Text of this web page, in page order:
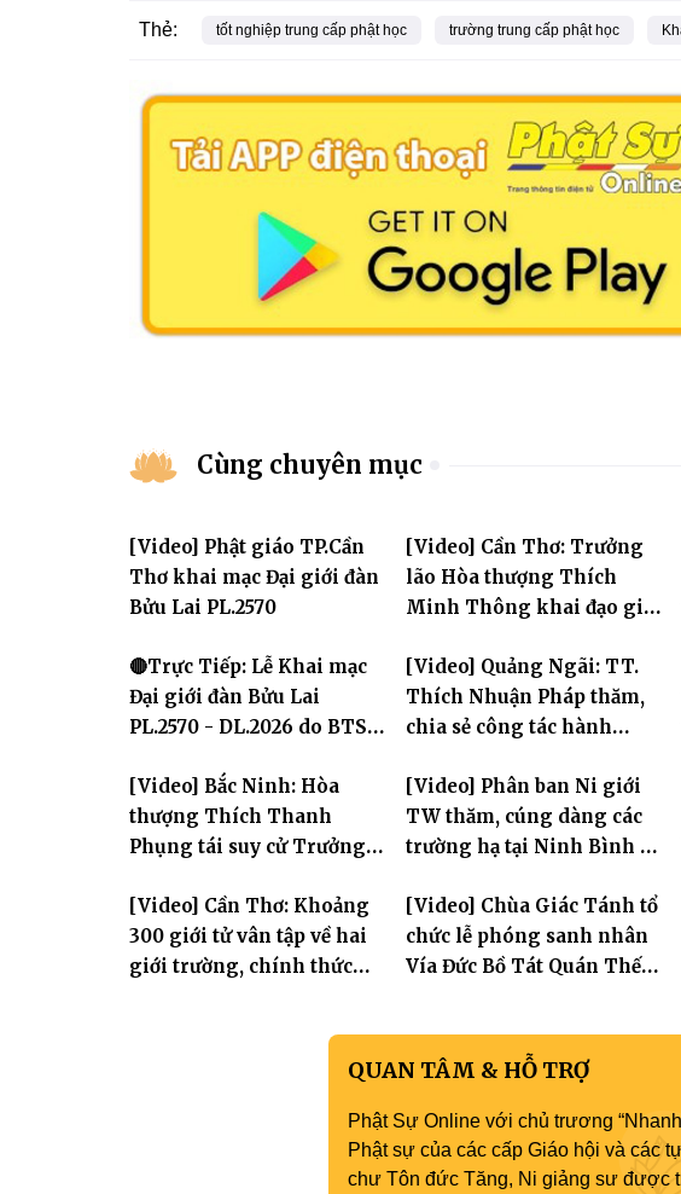
Thẻ: tốt nghiệp trung cấp phật học trường trung cấp phật học
Cùng chuyên mục
[Video] Phật giáo TP.Cần
Thơ khai mạc Đại giới đàn
Bửu Lai PL.2570
[Video] Cần Thơ: Trưởng
lão Hòa thượng Thích
Minh Thông khai đạo giới
🔴Trực Tiếp: Lễ Khai mạc
Đại giới đàn Bửu Lai
PL.2570 - DL.2026 do BTS
chức
[Video] Quảng Ngãi: TT.
Thích Nhuận Pháp thăm,
chia sẻ công tác hành
chư hành giả Ni
[Video] Bắc Ninh: Hòa
thượng Thích Thanh
Phụng tái suy cử Trưởng
[Video] Phân ban Ni giới
TW thăm, cúng dàng các
trường hạ tại Ninh Bình và
thần hộ trì Tam bảo
[Video] Cần Thơ: Khoảng
300 giới tử vân tập về hai
giới trường, chính thức
[Video] Chùa Giác Tánh tổ
chức lễ phóng sanh nhân
Vía Đức Bồ Tát Quán Thế
QUAN TÂM & HỖ TRỢ
Phật Sự Online với chủ trương
Phật sự của các cấp Giáo hội và các
chư Tôn đức Tăng, Ni giảng sư được